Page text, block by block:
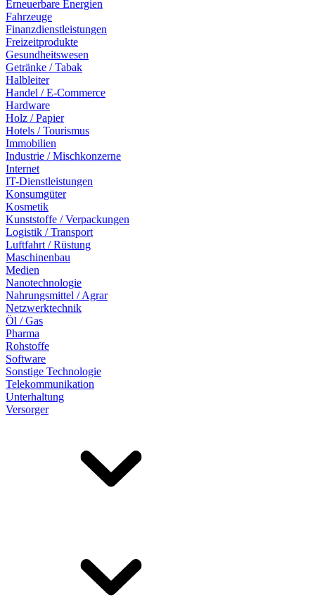
Erneuerbare Energien
Fahrzeuge
Finanzdienstleistungen
Freizeitprodukte
Gesundheitswesen
Getränke / Tabak
Halbleiter
Handel / E-Commerce
Hardware
Holz / Papier
Hotels / Tourismus
Immobilien
Industrie / Mischkonzerne
Internet
IT-Dienstleistungen
Konsumgüter
Kosmetik
Kunststoffe / Verpackungen
Logistik / Transport
Luftfahrt / Rüstung
Maschinenbau
Medien
Nanotechnologie
Nahrungsmittel / Agrar
Netzwerktechnik
Öl / Gas
Pharma
Rohstoffe
Software
Sonstige Technologie
Telekommunikation
Unterhaltung
Versorger